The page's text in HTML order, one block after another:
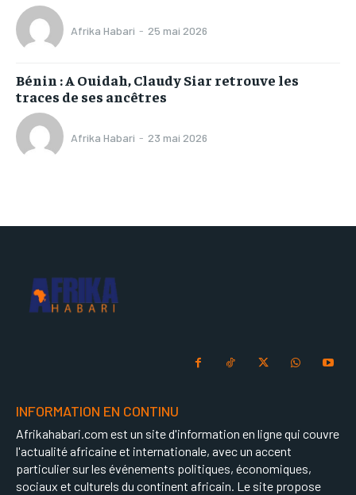
Afrika Habari - 25 mai 2026
Bénin : A Ouidah, Claudy Siar retrouve les
traces de ses ancêtres
Afrika Habari - 23 mai 2026
INFORMATION EN CONTINU
Afrikahabari.com est un site d'information en ligne qui couvre
l'actualité africaine et internationale, avec un accent
particulier sur les événements politiques, économiques,
sociaux et culturels du continent africain. Le site propose